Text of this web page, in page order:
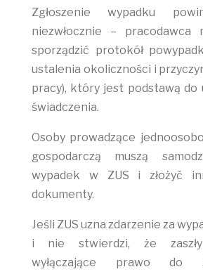
Zgłoszenie wypadku
niezwłocznie – pracodawca
sporządzić protokół
ustalenia okoliczności i
pracy), który jest podstawą do
świadczenia.
Osoby prowadzące
gospodarczą muszą
wypadek w ZUS i złożyć
dokumenty.
Jeśli ZUS uzna zdarzenie za
i nie stwierdzi, że zaszły
wyłączające prawo do